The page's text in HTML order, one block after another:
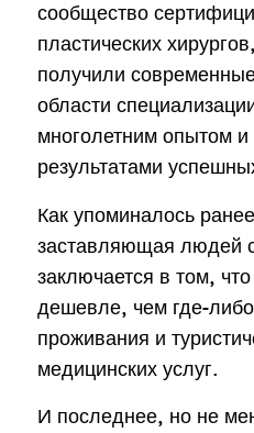
сообщество
пластических
получили
области
многолетним опытом
результатами
Как упоминалось
заставляющая людей
заключается в том,
дешевле, чем где-
проживания и
медицинских услуг.
И последнее, но не